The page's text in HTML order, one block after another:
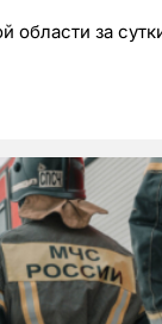
области за